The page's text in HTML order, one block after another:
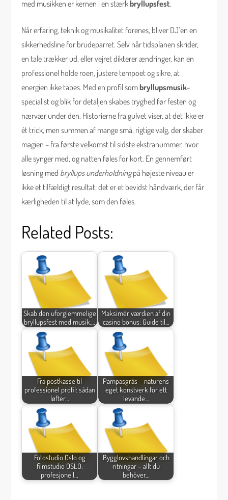
med musikken er kernen i en stærkbryllupsfest.
Når erfaring, teknik og musikalitet forenes, bliver DJ’en en
sikkerhedsline for brudeparret. Selv når tidsplanen skrider,
en tale trækker ud, eller vejret dikterer ændringer, kan en
professionel holde roen, justere tempoet og sikre, at
energien ikke tabes. Med en profil sombryllupsmusik-
specialist og blik for detaljen skabes tryghed før festen og
nærvær under den. Historierne fra gulvet viser, at det ikke er
ét trick, men summen af mange små, rigtige valg, der skaber
magien – fra første velkomst til sidste ekstranummer, hvor
alle synger med, og natten føles for kort. En gennemført
løsning med bryllups underholdningpå højeste niveau er
ikke et tilfældigt resultat; det er et bevidst håndværk, der får
kærligheden til at lyde, som den føles.
Related Posts:
Skab den uforglemmelige
bryllupsfest med musik,…
Maksimér værdien af din
casino bonus: Guide til…
Fra postkasse til
professionel profil: sådan
løfter…
Pampasgräs – naturens
eget konstverk för ett
levande…
Fotostudio Oslo og
filmstudio OSLO:
profesjonell…
Bygglovshandlingar och
ritningar – allt du
behöver…